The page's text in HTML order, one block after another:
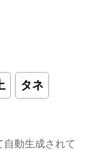
タネ
自動生成されて